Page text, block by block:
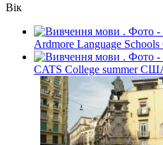
Вік
Ardmore Language
CATS College summer